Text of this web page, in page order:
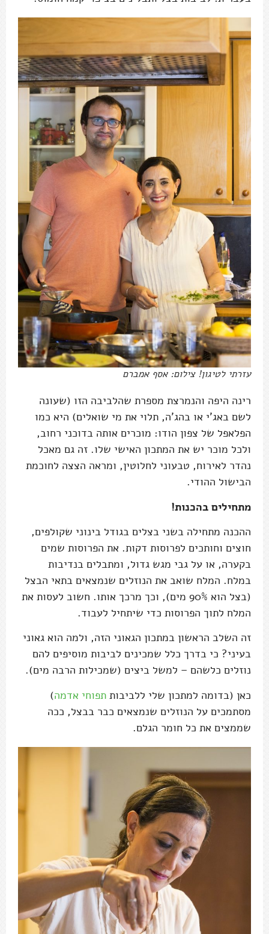
עזרתי לטיגון! צילום: אסף אמברם
רינה היפה והנמרצת מספרת שהלביבה הזו (שעונה
לשם באג'י או בהג'ה, תלוי את מי שואלים) היא כמו
הפלאפל של צפון הודו: מוכרים אותה בדוכני רחוב,
ולכל מוכר יש את המתכון האישי שלו. זה גם מאכל
נהדר לאירוח, טבעוני לחלוטין, ומראה הצצה לחוכמת
הבישול ההודי.
מתחילים בהכנות!
ההכנה מתחילה בשני בצלים בגודל בינוני שקולפים,
חוצים וחותכים לפרוסות דקות. את הפרוסות שמים
בקערה, או על גבי מגש גדול, ומתבלים בנדיבות
במלח. המלח שואב את הנוזלים שנמצאים בתאי הבצל
(בצל הוא 90% מים), וכך מרכך אותו. חשוב לעסות את
המלח לתוך הפרוסות כדי שיתחיל לעבוד.
זה השלב הראשון במתכון הגאוני הזה, ולמה הוא גאוני
בעיני? כי בדרך כלל שמכינים לביבות מוסיפים להם
נוזלים כלשהם – למשל ביצים (שמכילות הרבה מים).
כאן (בדומה למתכון שלי ללביבות תפוחי אדמה)
מסתמכים על הנוזלים שנמצאים כבר בבצל, ככה
שממצים את כל חומר הגלם.